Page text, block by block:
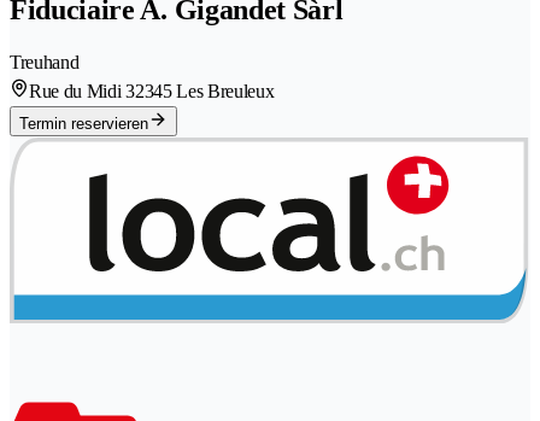
Fiduciaire A. Gigandet Sàrl
Treuhand
Rue du Midi 32345 Les Breuleux
Termin reservieren